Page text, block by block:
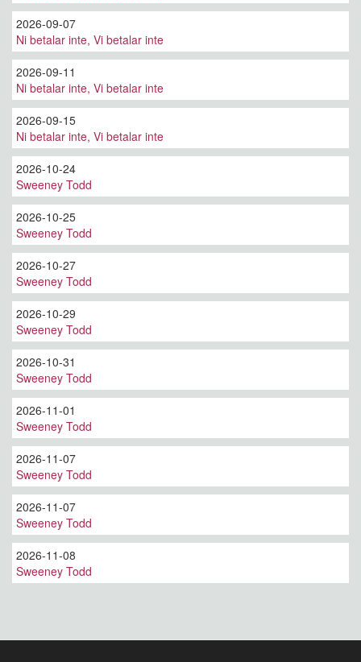
2026-09-07
Ni betalar inte, Vi betalar inte
2026-09-11
Ni betalar inte, Vi betalar inte
2026-09-15
Ni betalar inte, Vi betalar inte
2026-10-24
Sweeney Todd
2026-10-25
Sweeney Todd
2026-10-27
Sweeney Todd
2026-10-29
Sweeney Todd
2026-10-31
Sweeney Todd
2026-11-01
Sweeney Todd
2026-11-07
Sweeney Todd
2026-11-07
Sweeney Todd
2026-11-08
Sweeney Todd